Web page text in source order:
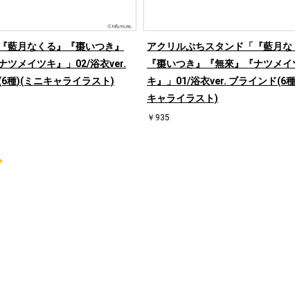
藍月なくる』『棗いつき』
ツメイツキ』」02/浴衣ver.
種)(ミニキャライラスト)
アクリルぷちスタンド「『藍月な
『棗いつき』『無來』『ナツメイ
キ』」01/浴衣ver. ブラインド(6
キャライラスト)
￥935